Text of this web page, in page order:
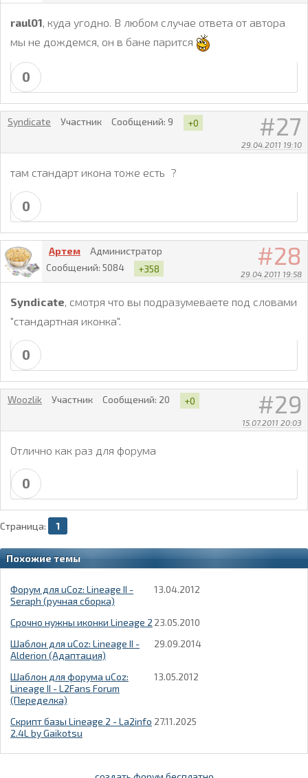
raul01, куда угодно. В любом случае ответа от автора
мы не дождемся, он в бане парится
0
27
29.04.2011 19:10
Syndicate Участник Сообщений: 9 +0
там стандарт икона тоже есть ?
0
28
29.04.2011 19:58
Артем
Администратор
Сообщений: 5084 +358
Syndicate , смотря что вы подразумеваете под словами
"стандартная иконка".
0
29
15.07.2011 20:03
Woozlik Участник Сообщений: 20 +0
Отлично как раз для форума
0
Страница: 1
Похожие темы
Форум для uCoz: Lineage II -
Seraph (ручная сборка)
13.04.2012
Срочно нужны иконки Lineage 2 23.05.2010
Шаблон для uCoz: Lineage II -
Alderion (Адаптация)
29.09.2014
Шаблон для форума uCoz:
Lineage II - L2Fans Forum
(Переделка)
13.05.2012
Скрипт базы Lineage 2 - La2info
2.4L by Gaikotsu
27.11.2025